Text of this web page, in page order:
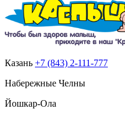
Казань +7 (843) 2-111-777
Набережные Челны
Йошкар-Ола